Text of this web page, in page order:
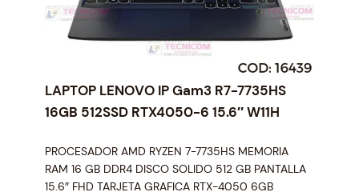
LAPTOP LENOVO IP Gam3 R7-7735HS
16GB 512SSD RTX4050-6 15.6″ W11H
PROCESADOR AMD RYZEN 7-7735HS MEMORIA
RAM 16 GB DDR4 DISCO SOLIDO 512 GB PANTALLA
15.6″ FHD TARJETA GRAFICA RTX-4050 6GB